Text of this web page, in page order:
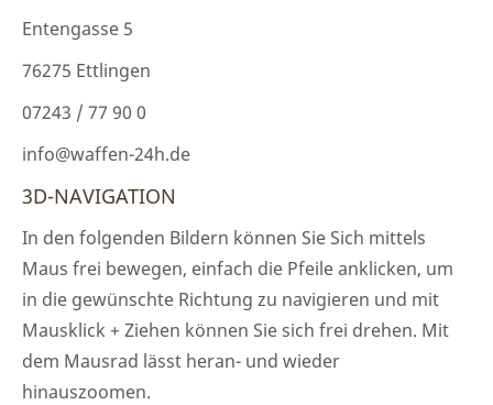
Entengasse 5
76275 Ettlingen
07243 / 77 90 0
info@waffen-24h.de
3D-NAVIGATION
In den folgenden Bildern können Sie Sich mittels
Maus frei bewegen, einfach die Pfeile anklicken, um
in die gewünschte Richtung zu navigieren und mit
Mausklick + Ziehen können Sie sich frei drehen. Mit
dem Mausrad lässt heran- und wieder
hinauszoomen.